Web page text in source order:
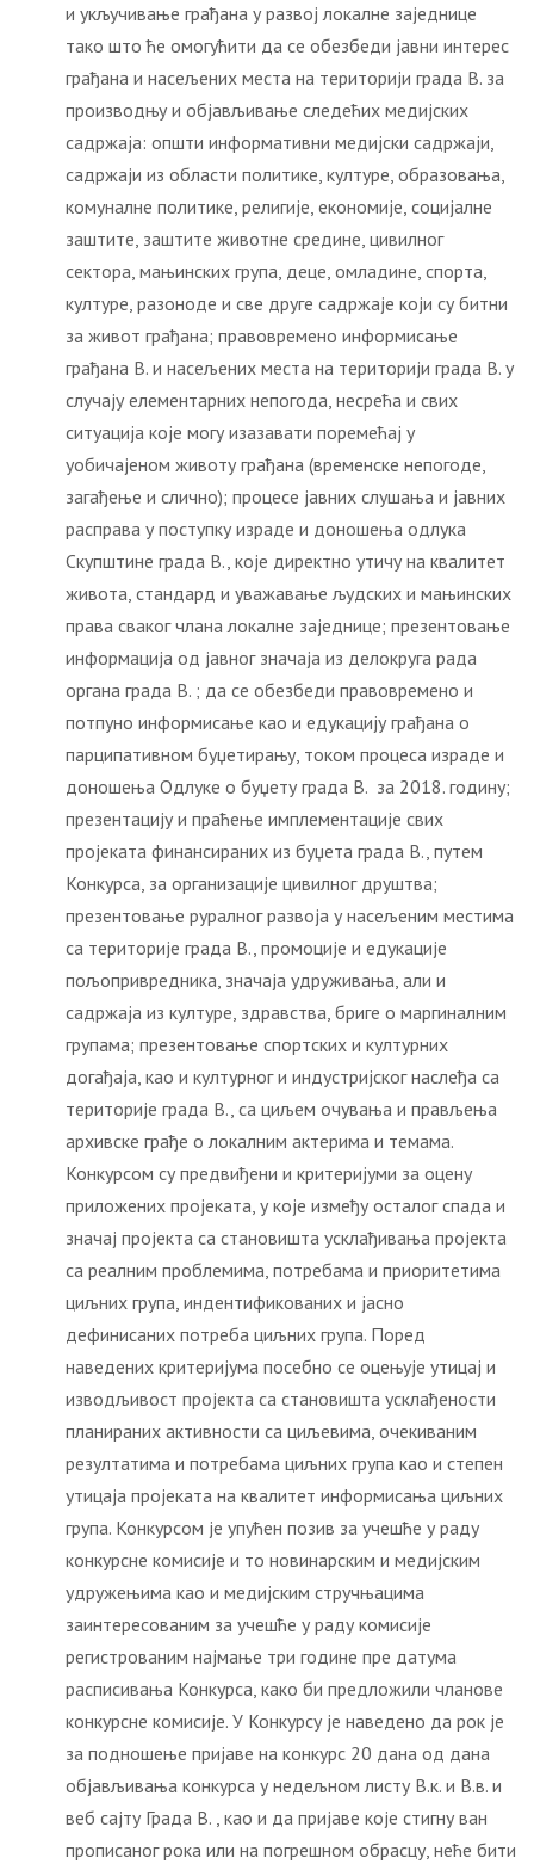
и укључивање грађана у развој локалне заједнице
тако што ће омогућити да се обезбеди јавни интерес
грађана и насељених места на територији града В. за
производњу и објављивање следећих медијских
садржаја: општи информативни медијски садржаји,
садржаји из области политике, културе, образовања,
комуналне политике, религије, економије, социјалне
заштите, заштите животне средине, цивилног
сектора, мањинских група, деце, омладине, спорта,
културе, разоноде и све друге садржаје који су битни
за живот грађана; правовремено информисање
грађана В. и насељених места на територији града В. у
случају елементарних непогода, несрећа и свих
ситуација које могу изазавати поремећај у
уобичајеном животу грађана (временске непогоде,
загађење и слично); процесе јавних слушања и јавних
расправа у поступку израде и доношења oдлука
Скупштине града В., које директно утичу на квалитет
живота, стандард и уважавање људских и мањинских
права сваког члана локалне заједнице; презентовање
информација од јавног значаја из делокруга рада
органа града В. ; да се обезбеди правовремено и
потпуно информисање као и едукацију грађана о
парципативном буџетирању, током процеса израде и
доношења Одлуке о буџету града В. за 2018. годину;
презентацију и праћење имплементације свих
пројеката финансираних из буџета града В., путем
Конкурса, за организације цивилног друштва;
презентовање руралног развоја у насељеним местима
са територије града В., промоције и едукације
пољопривредника, значаја удруживања, али и
садржаја из културе, здравства, бриге о маргиналним
групама; презентовање спортских и културних
догађаја, као и културног и индустријског наслеђа са
територије града В., са циљем очувања и прављења
архивске грађе о локалним актерима и темама.
Конкурсом су предвиђени и критеријуми за оцену
приложених пројеката, у које између осталог спада и
значај пројекта са становишта усклађивања пројекта
са реалним проблемима, потребама и приоритетима
циљних група, индентификованих и јасно
дефинисаних потреба циљних група. Поред
наведених критеријума посебно се оцењује утицај и
изводљивост пројекта са становишта усклађености
планираних активности са циљевима, очекиваним
резултатима и потребама циљних група као и степен
утицаја пројеката на квалитет информисања циљних
група. Конкурсом је упућен позив за учешће у раду
конкурсне комисије и то новинарским и медијским
удружењима као и медијским стручњацима
заинтересованим за учешће у раду комисије
регистрованим најмање три године пре датума
расписивања Конкурса, како би предложили чланове
конкурсне комисије. У Конкурсу је наведено да рок је
за подношење пријаве на конкурс 20 дана од дана
објављивања конкурса у недељном листу В.к. и В.в. и
веб сајту Града В. , као и да пријаве које стигну ван
прописаног рока или на погрешном обрасцу, неће бити